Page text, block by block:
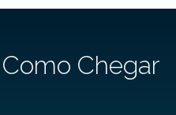
Como Chegar